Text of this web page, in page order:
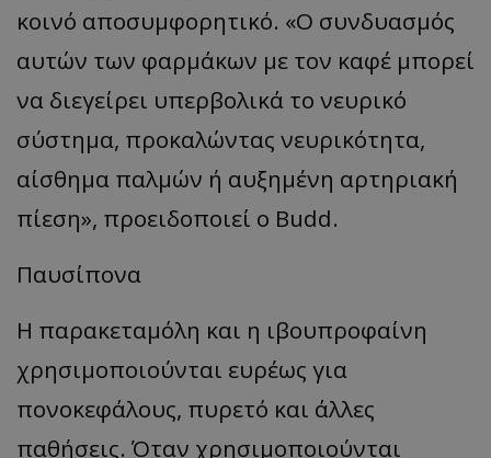
κοινό αποσυμφορητικό. «Ο συνδυασμός
αυτών των φαρμάκων με τον καφέ μπορεί
να διεγείρει υπερβολικά το νευρικό
σύστημα, προκαλώντας νευρικότητα,
αίσθημα παλμών ή αυξημένη αρτηριακή
πίεση», προειδοποιεί ο Budd.
Παυσίπονα
Η παρακεταμόλη και η ιβουπροφαίνη
χρησιμοποιούνται ευρέως για
πονοκεφάλους, πυρετό και άλλες
παθήσεις. Όταν χρησιμοποιούνται